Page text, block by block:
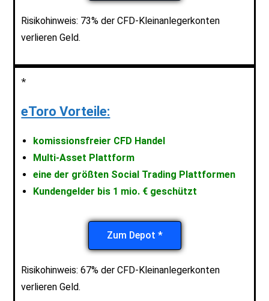
Risikohinweis: 73% der CFD-Kleinanlegerkonten
verlieren Geld.
*
eToro Vorteile:
komissionsfreier CFD Handel
Multi-Asset Plattform
eine der größten Social Trading Plattformen
Kundengelder bis 1 mio. € geschützt
Zum Depot *
Risikohinweis: 67% der CFD-Kleinanlegerkonten
verlieren Geld.